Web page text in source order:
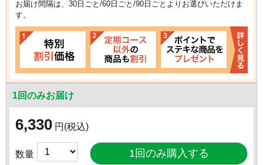
お届け間隔は、30日ごと/60日ごと/90日ごとよりお選びいただけま
す。
1回のみお届け
6,330 円 (税込)
数量